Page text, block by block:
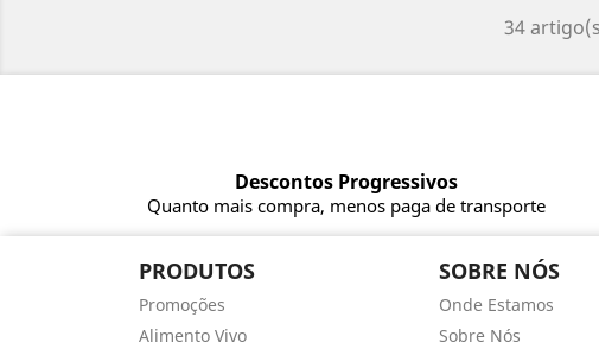
34
Descontos Progressivos
Quanto mais compra, menos paga de transporte
PRODUTOS
Promoções
Alimento Vivo
SOBRE NÓS
Onde Estamos
Sobre Nós